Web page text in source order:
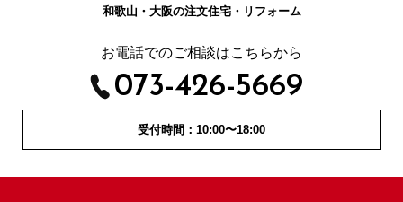
和歌山・大阪の注文住宅・リフォーム
お電話でのご相談はこちらから
073-426-5669
受付時間：10:00〜18:00